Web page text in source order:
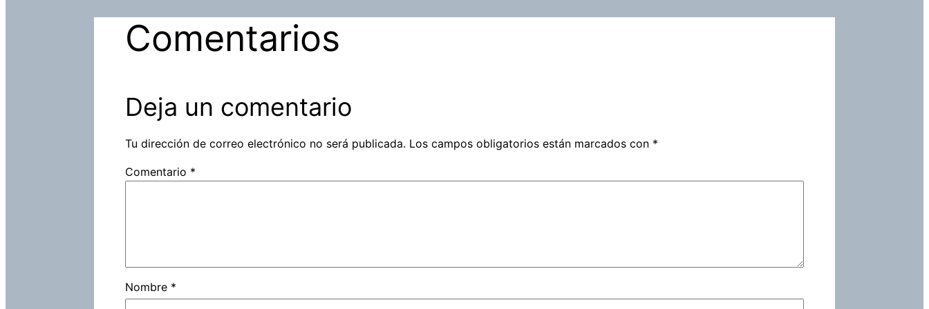
Comentarios
Deja un comentario
Tu dirección de correo electrónico no será publicada. Los campos obligatorios están marcados con *
Comentario *
Nombre *